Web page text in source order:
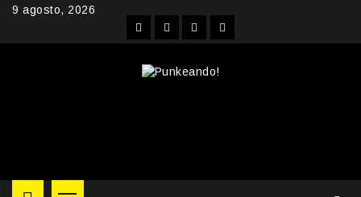
Skip9 agosto, 2026
FacebookInstagram
YouTubeTwitter